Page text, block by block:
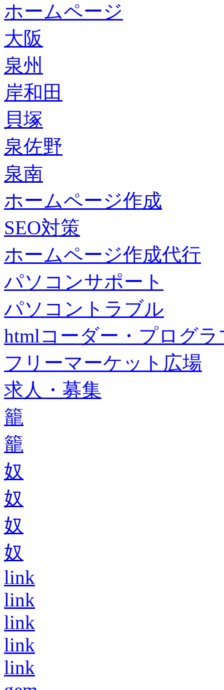
ホームページ
大阪
泉州
岸和田
貝塚
泉佐野
泉南
ホームページ作成
SEO対策
ホームページ作成代行
パソコンサポート
パソコントラブル
htmlコーダー・プログラ
フリーマーケット広場
求人・募集
籠
籠
奴
奴
奴
奴
link
link
link
link
link